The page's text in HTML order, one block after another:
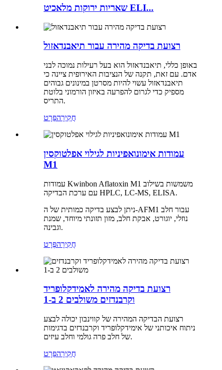
שאריות ירוקות מלאכיט ELI...
רצועת בדיקה מהירה עבור תיאבנדאזול
באופן כללי, תיאבנדאזול הוא בעל רעילות נמוכה לבני
אדם. עם זאת, תקנה של הנציבות האירופית ציינה כי
תיאבנדאזול עשוי להיות מסרטן במינונים גבוהים
מספיק כדי לגרום להפרעה באיזון הורמוני בלוטת
התריס.
חֲקִירָהפְּרָט
עמודות אימונואפיניות לגילוי אפלטוקסין
M1
עמודות Kwinbon Aflatoxin M1 משמשות בשילוב
עם ערכת הבדיקה HPLC, LC-MS, ELISA.
ניתן לבצע בדיקה כמותית של ה-AFM1 עבור חלב
נוזלי, יוגורט, אבקת חלב, מזון תזונתי מיוחד, שמנת
וגבינה.
חֲקִירָהפְּרָט
רצועת בדיקה מהירה לאמידקלופריד
וקרבנדזים משולבים 2 ב-1
רצועת הבדיקה המהירה של קווינבון יכולה לבצע
ניתוח איכותני של אימידקלופריד וקרבנדזים בדגימות
של חלב פרה גולמי וחלב עיזים.
חֲקִירָהפְּרָט